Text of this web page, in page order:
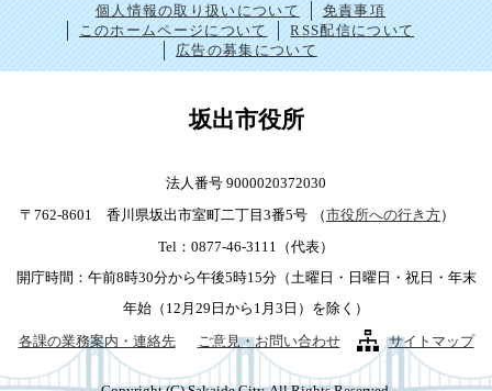
個人情報の取り扱いについて
免責事項
このホームページについて
RSS配信について
広告の募集について
坂出市役所
法人番号 9000020372030
〒762-8601 香川県坂出市室町二丁目3番5号
（市役所への行き方）
Tel：0877-46-3111（代表）
開庁時間：午前8時30分から午後5時15分（土曜日・日曜日・祝日・年末
年始（12月29日から1月3日）を除く）
各課の業務案内・連絡先
ご意見・お問い合わせ サイトマップ